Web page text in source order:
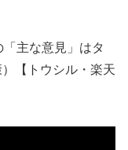
主な意見」はタ
【トウシル・楽天